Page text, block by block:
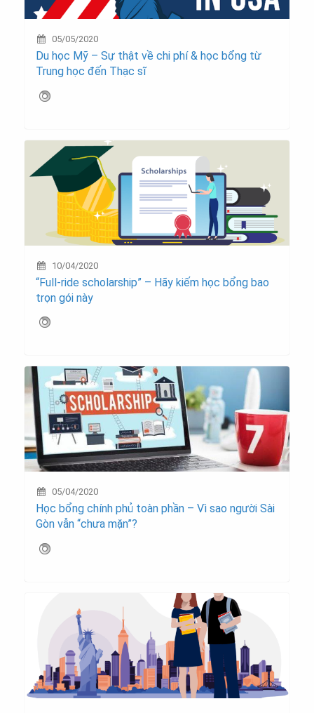
05/05/2020
Du học Mỹ – Sự thật về chi phí & học bổng từ
Trung học đến Thạc sĩ
10/04/2020
“Full-ride scholarship” – Hãy kiếm học bổng bao
trọn gói này
05/04/2020
Học bổng chính phủ toàn phần – Vì sao người Sài
Gòn vẫn “chưa mặn”?